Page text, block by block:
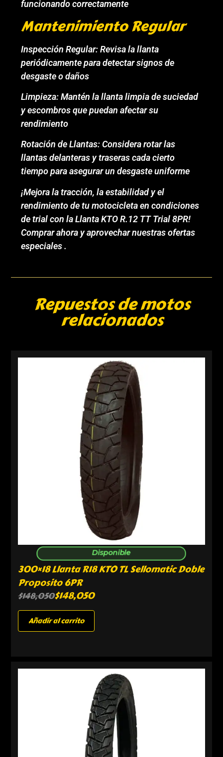
funcionando correctamente
Mantenimiento Regular
Inspección Regular: Revisa la llanta
periódicamente para detectar signos de
desgaste o daños
Limpieza: Mantén la llanta limpia de suciedad
y escombros que puedan afectar su
rendimiento
Rotación de Llantas: Considera rotar las
llantas delanteras y traseras cada cierto
tiempo para asegurar un desgaste uniforme
¡Mejora la tracción, la estabilidad y el
rendimiento de tu motocicleta en condiciones
de trial con la Llanta KTO R.12 TT Trial 8PR!
Comprar ahora y aprovechar nuestras ofertas
especiales .
Repuestos de motos
relacionados
Disponible
300×18 Llanta R18 KTO TL Sellomatic Doble
Proposito 6PR
$148,050$148,050
Añadir al carrito